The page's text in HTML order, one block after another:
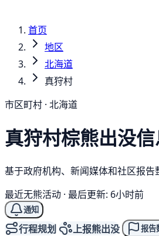
首页
地区
北海道
真狩村
市区町村 · 北海道
真狩村棕熊出没
基于政府机构、新闻媒体和社区报告
最近无熊活动 · 最后更新: 6小时前
通知
行程规划 上报熊出没 报告